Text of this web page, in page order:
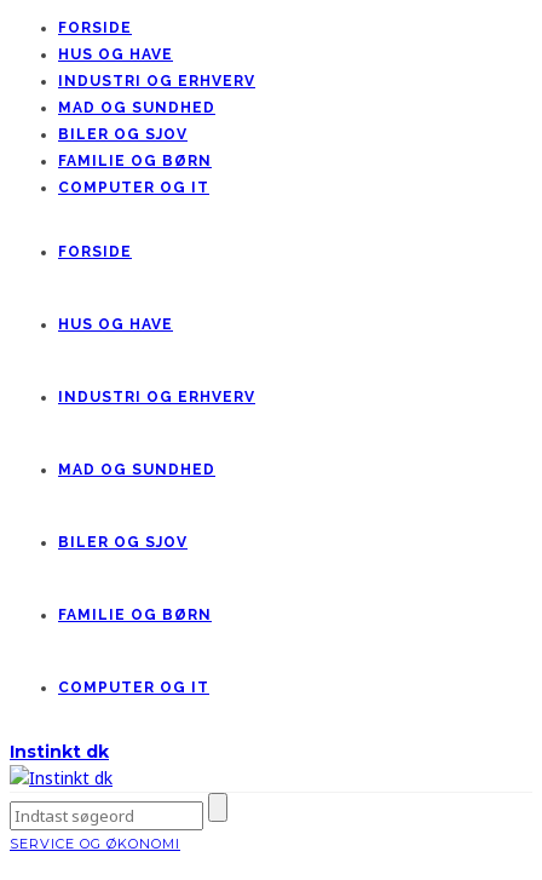
FORSIDE
HUS OG HAVE
INDUSTRI OG ERHVERV
MAD OG SUNDHED
BILER OG SJOV
FAMILIE OG BØRN
COMPUTER OG IT
FORSIDE
HUS OG HAVE
INDUSTRI OG ERHVERV
MAD OG SUNDHED
BILER OG SJOV
FAMILIE OG BØRN
COMPUTER OG IT
Instinkt dk
SERVICE OG ØKONOMI